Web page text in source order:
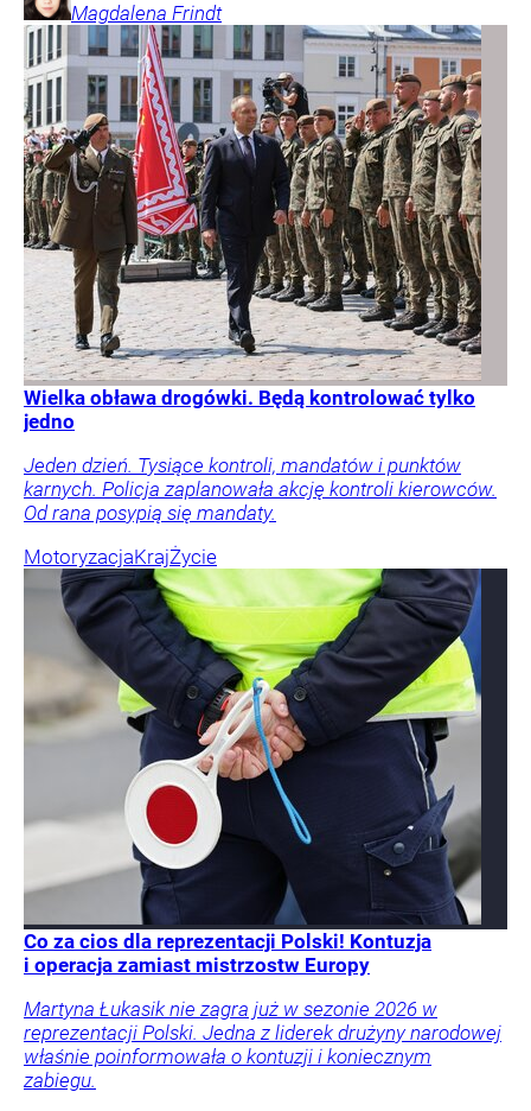
Magdalena Frindt
Wielka obława drogówki. Będą kontrolować tylko
jedno
Jeden dzień. Tysiące kontroli, mandatów i punktów
karnych. Policja zaplanowała akcję kontroli kierowców.
Od rana posypią się mandaty.
MotoryzacjaKrajŻycie
Co za cios dla reprezentacji Polski! Kontuzja
i operacja zamiast mistrzostw Europy
Martyna Łukasik nie zagra już w sezonie 2026 w
reprezentacji Polski. Jedna z liderek drużyny narodowej
właśnie poinformowała o kontuzji i koniecznym
zabiegu.